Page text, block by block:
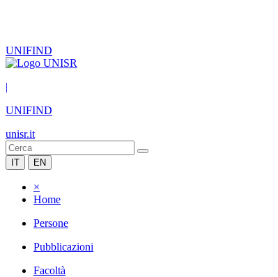
UNIFIND
|
UNIFIND
unisr.it
IT EN
×
Home
Persone
Pubblicazioni
Facoltà